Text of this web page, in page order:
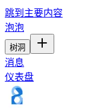
跳到主要内容
泡泡
树洞
消息
仪表盘